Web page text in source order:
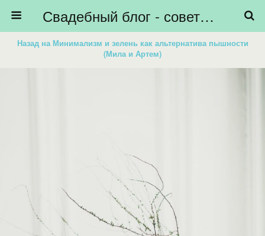
Свадебный блог - советы невестам, подготовка к свадьбе - HiBride
Назад на Минимализм и зелень как альтернатива пышности
(Мила и Артем)